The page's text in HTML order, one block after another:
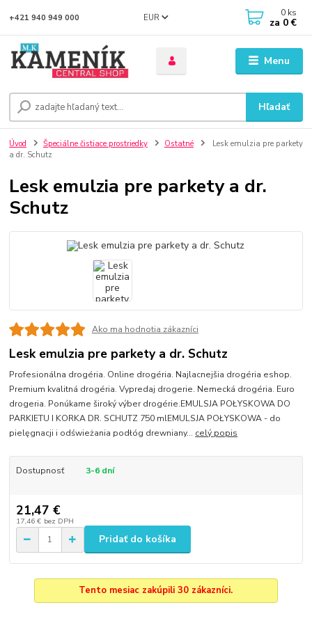
Menu
EUR
Hľadať
+421 940 949 000 0 ks
za 0 €
Úvod Špeciálne čistiace prostriedky Ostatné
Lesk emulzia pre parkety
a dr. Schutz
Lesk emulzia pre parkety a dr.
Schutz
Ako ma hodnotia zákazníci
Lesk emulzia pre parkety a dr. Schutz
Profesionálna drogéria. Online drogéria. Najlacnejšia drogéria eshop.
Premium kvalitná drogéria. Vypredaj drogerie. Nemecká drogéria. Euro
drogeria. Ponúkame široký výber drogérie.EMULSJA POŁYSKOWA DO
PARKIETU I KORKA DR. SCHUTZ 750 mlEMULSJA POŁYSKOWA - do
pielęgnacji i odświeżania podłóg drewniany... celý popis
Dostupnosť 3-6 dní
21,47 €
17,46 € bez DPH
Pridať do košíka
Tento mesiac zakúpili 30 zákazníci.